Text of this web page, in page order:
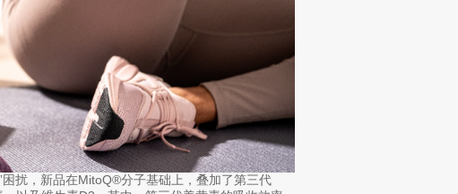
扰，新品在MitoQ®分子基础上，叠加了第三代